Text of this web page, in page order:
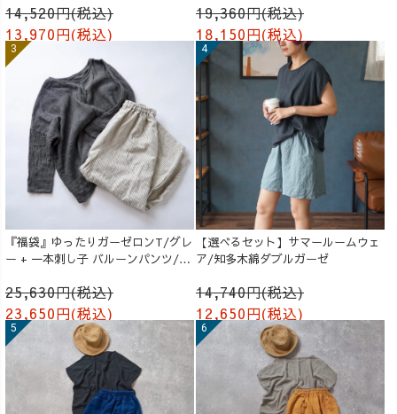
14,520円(税込)
13,970円(税込)
19,360円(税込)
18,150円(税込)
『福袋』ゆったりガーゼロンT/グレ
ー + 一本刺し子 バルーンパンツ/生
25,630円(税込)
23,650円(税込)
【選べるセット】サマールームウェ
ア/知多木綿ダブルガーゼ
14,740円(税込)
12,650円(税込)